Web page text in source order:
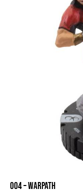
004 – WARPATH